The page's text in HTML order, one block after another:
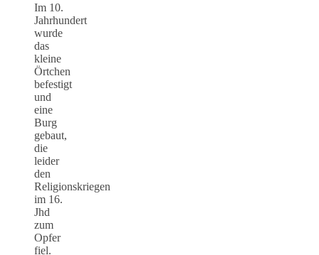
Im 10.
Jahrhundert
wurde
das
kleine
Örtchen
befestigt
und
eine
Burg
gebaut,
die
leider
den
Religionskriegen
im 16.
Jhd
zum
Opfer
fiel.